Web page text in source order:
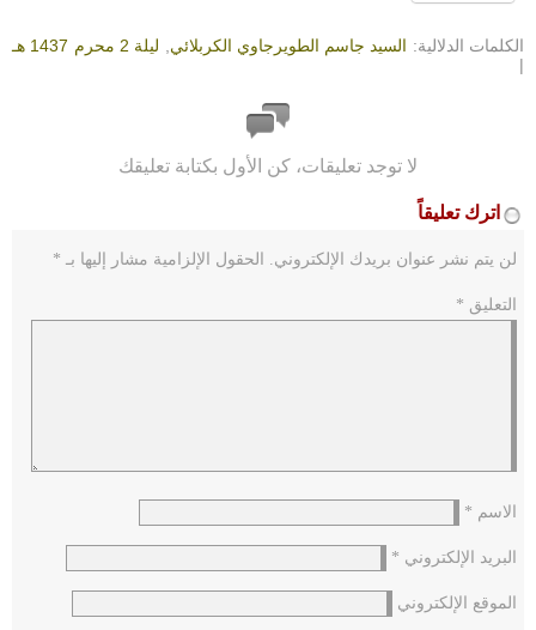
الكلمات الدلالية: السيد جاسم الطويرجاوي الكربلائي
ليلة 2 محرم 1437 هـ
|
لا توجد تعليقات، كن الأول بكتابة تعليقك
اترك تعليقاً
لن يتم نشر عنوان بريدك الإلكتروني. الحقول الإلزامية مشار إليها بـ *
التعليق *
الاسم *
البريد الإلكتروني *
الموقع الإلكتروني